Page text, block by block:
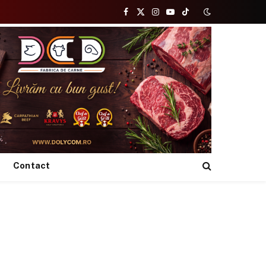
Facebook
X
(Twitter)
Instagram
YouTubeTikTok
Contact